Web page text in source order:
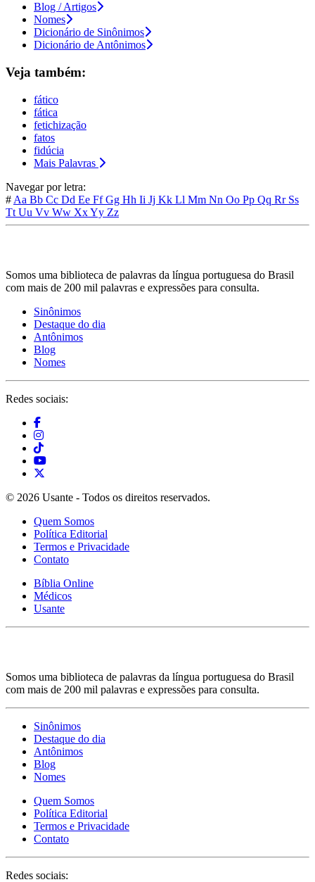
Blog / Artigos
Nomes
Dicionário de Sinônimos
Dicionário de Antônimos
Veja também:
fático
fática
fetichização
fatos
fidúcia
Mais Palavras
Navegar por letra:
# Aa Bb Cc Dd Ee FfGg Hh Ii Jj Kk Ll Mm Nn Oo Pp Qq Rr Ss
Tt Uu Vv Ww XxYy Zz
Somos uma biblioteca de palavras da língua portuguesa do Brasil
com mais de 200 mil palavras e expressões para consulta.
Sinônimos
Destaque do dia
Antônimos
Blog
Nomes
Redes sociais:
© 2026 Usante - Todos os direitos reservados.
Quem Somos
Política Editorial
Termos e Privacidade
Contato
Bíblia Online
Médicos
Usante
Somos uma biblioteca de palavras da língua portuguesa do Brasil
com mais de 200 mil palavras e expressões para consulta.
Sinônimos
Destaque do dia
Antônimos
Blog
Nomes
Quem Somos
Política Editorial
Termos e Privacidade
Contato
Redes sociais: